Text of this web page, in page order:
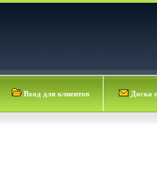
Вход для клиентов Доска